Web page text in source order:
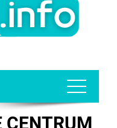
CENTRUM